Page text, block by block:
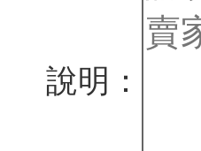
說明：